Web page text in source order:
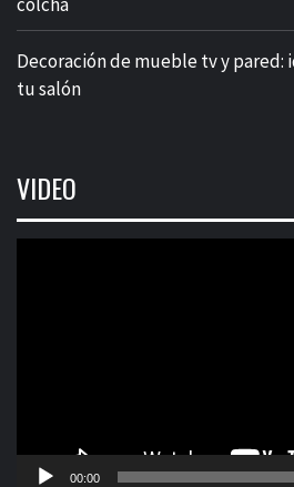
Decoración de mueble tv y pared:
tu salón
VIDEO
00:00